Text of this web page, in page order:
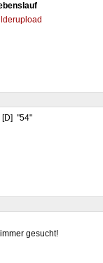
[D] "54"
gesucht!